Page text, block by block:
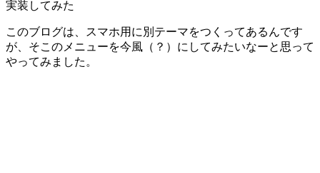
このブログは、スマホ用に別テーマをつくってあるんです
が、そこのメニューを今風（？）にしてみたいなーと思って
やってみました。